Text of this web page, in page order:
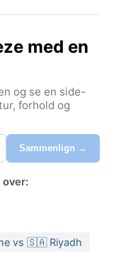
med en
og se en side-
forhold og
Sammenlign →
over:
vs 🇸🇦 Riyadh